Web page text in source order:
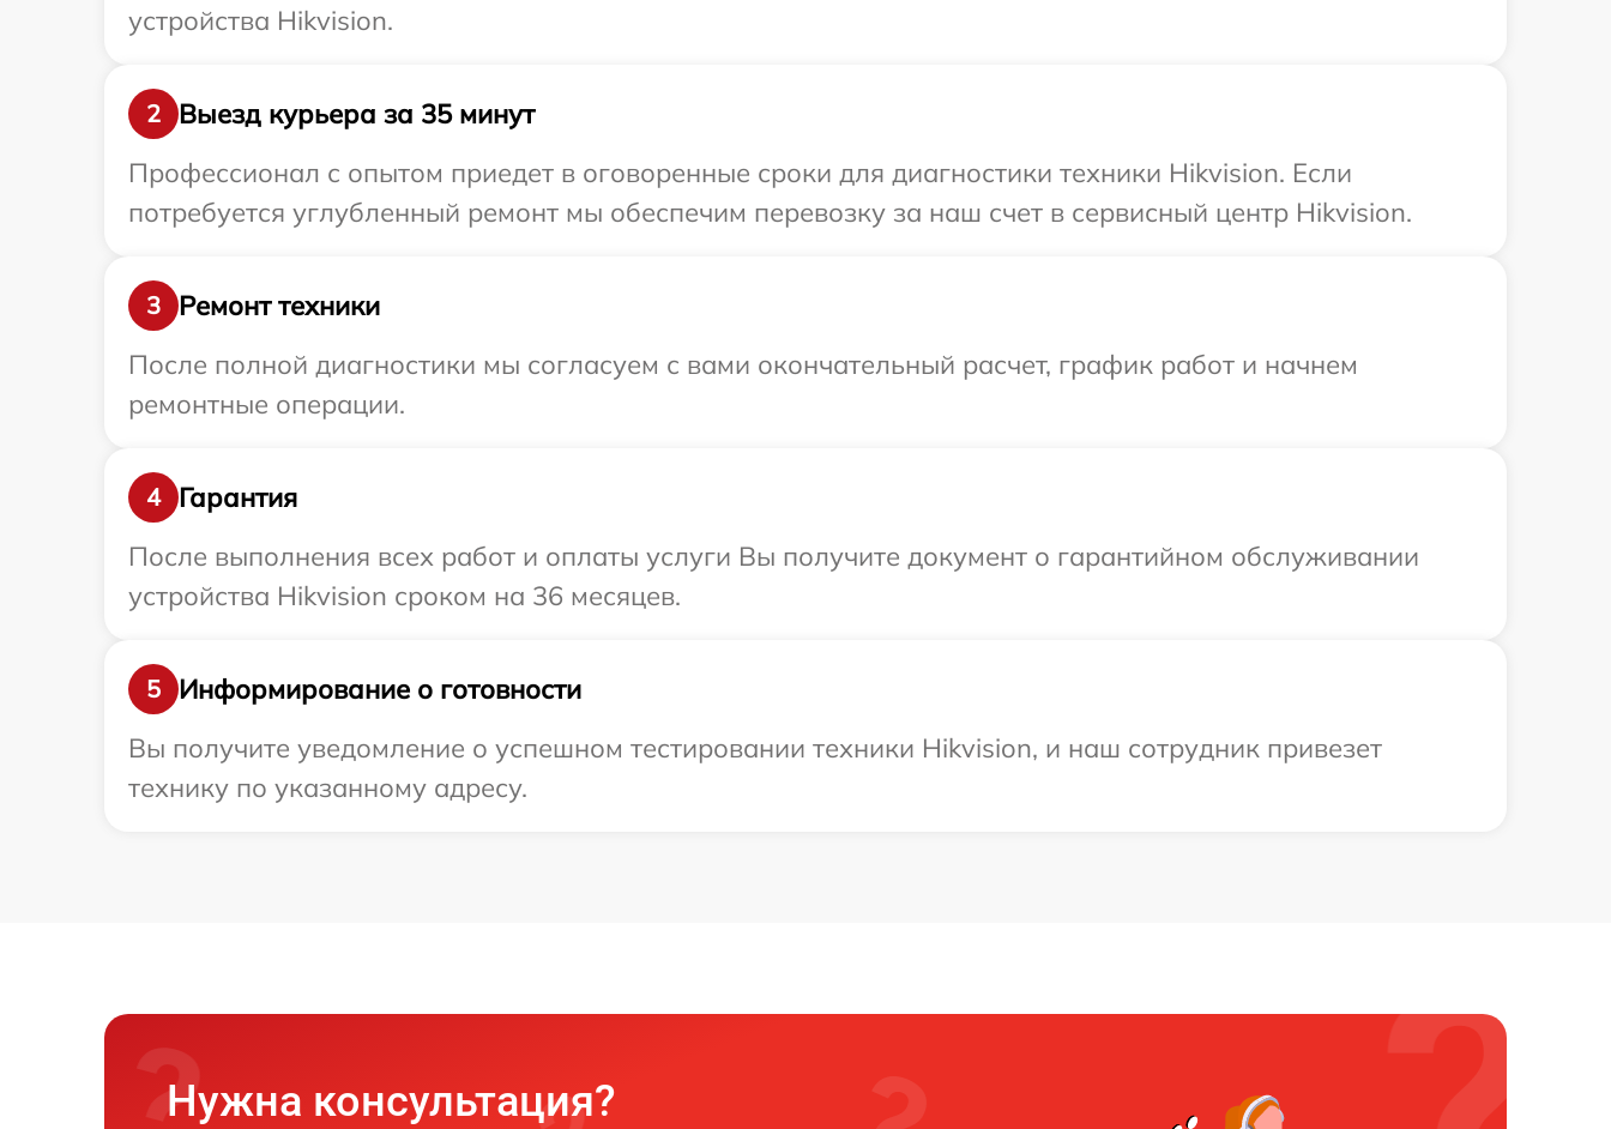
устройства Hikvision.
2
Выезд курьера за 35 минут
Профессионал с опытом приедет в оговоренные сроки для диагностики техники Hikvision. Если
потребуется углубленный ремонт мы обеспечим перевозку за наш счет в сервисный центр Hikvision.
3
Ремонт техники
После полной диагностики мы согласуем с вами окончательный расчет, график работ и начнем
ремонтные операции.
4
Гарантия
После выполнения всех работ и оплаты услуги Вы получите документ о гарантийном обслуживании
устройства Hikvision сроком на 36 месяцев.
5
Информирование о готовности
Вы получите уведомление о успешном тестировании техники Hikvision, и наш сотрудник привезет
технику по указанному адресу.
Нужна консультация?